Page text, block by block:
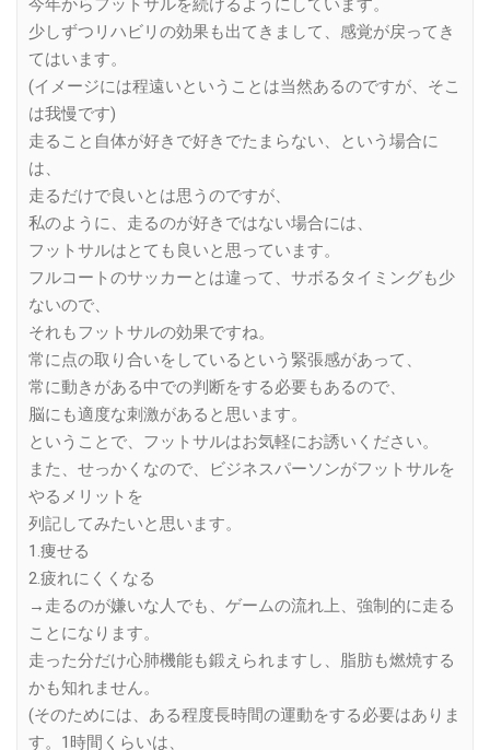
今年からフットサルを続けるようにしています。
少しずつリハビリの効果も出てきまして、感覚が戻ってき
てはいます。
(イメージには程遠いということは当然あるのですが、そこ
は我慢です)
走ること自体が好きで好きでたまらない、という場合に
は、
走るだけで良いとは思うのですが、
私のように、走るのが好きではない場合には、
フットサルはとても良いと思っています。
フルコートのサッカーとは違って、サボるタイミングも少
ないので、
それもフットサルの効果ですね。
常に点の取り合いをしているという緊張感があって、
常に動きがある中での判断をする必要もあるので、
脳にも適度な刺激があると思います。
ということで、フットサルはお気軽にお誘いください。
また、せっかくなので、ビジネスパーソンがフットサルを
やるメリットを
列記してみたいと思います。
1.痩せる
2.疲れにくくなる
→走るのが嫌いな人でも、ゲームの流れ上、強制的に走る
ことになります。
走った分だけ心肺機能も鍛えられますし、脂肪も燃焼する
かも知れません。
(そのためには、ある程度長時間の運動をする必要はありま
す。1時間くらいは、